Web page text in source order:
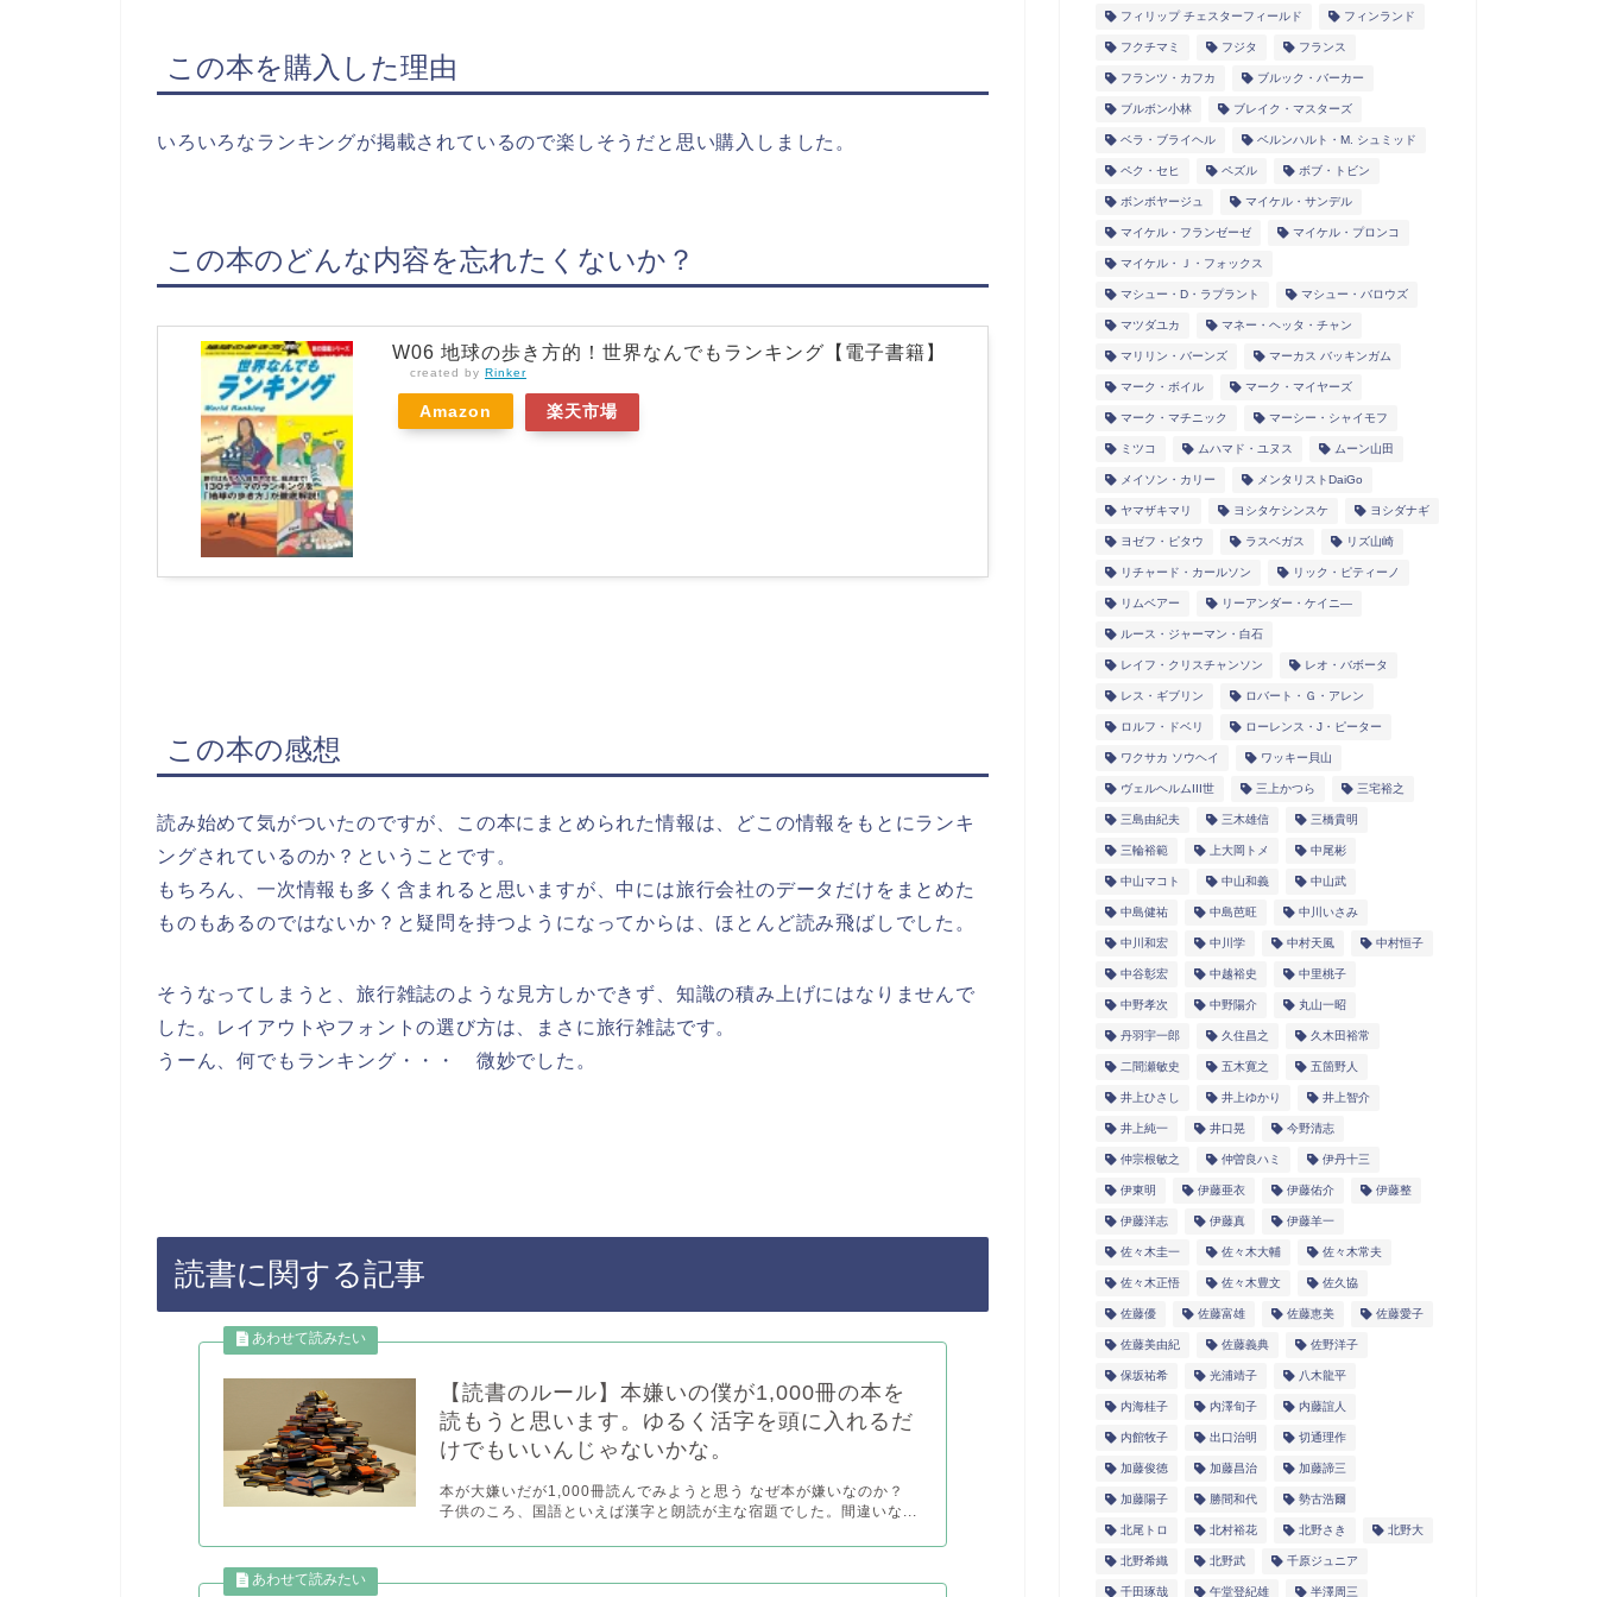
この本を購入した理由
いろいろなランキングが掲載されているので楽しそうだと思い購入しました。
この本のどんな内容を忘れたくないか？
W06 地球の歩き方的！世界なんでもランキング【電子書籍】
created by Rinker
Amazon 楽天市場
この本の感想
読み始めて気がついたのですが、この本にまとめられた情報は、どこの情報をもとにランキ
ングされているのか？ということです。
もちろん、一次情報も多く含まれると思いますが、中には旅行会社のデータだけをまとめた
ものもあるのではないか？と疑問を持つようになってからは、ほとんど読み飛ばしでした。
そうなってしまうと、旅行雑誌のような見方しかできず、知識の積み上げにはなりませんで
した。レイアウトやフォントの選び方は、まさに旅行雑誌です。
うーん、何でもランキング・・・ 微妙でした。
読書に関する記事
【読書のルール】本嫌いの僕が1,000冊の本を
読もうと思います。ゆるく活字を頭に入れるだ
けでもいいんじゃないかな。
本が大嫌いだが1,000冊読んでみようと思う なぜ本が嫌いなのか？
子供のころ、国語といえば漢字と朗読が主な宿題でした。間違いな...
フィリップ チェスターフィールド フィンランド
フクチマミ フジタ フランス
フランツ・カフカ ブルック・バーカー
ブルボン小林 ブレイク・マスターズ
ベラ・ブライヘル ベルンハルト・M. シュミッド
ペク・セヒ ペズル ボブ・トビン
ボンボヤージュ マイケル・サンデル
マイケル・フランゼーゼ マイケル・プロンコ
マイケル・Ｊ・フォックス
マシュー・D・ラプラント マシュー・バロウズ
マツダユカ マネー・ヘッタ・チャン
マリリン・バーンズ マーカス バッキンガム
マーク・ボイル マーク・マイヤーズ
マーク・マチニック マーシー・シャイモフ
ミツコ ムハマド・ユヌス ムーン山田
メイソン・カリー メンタリストDaiGo
ヤマザキマリ ヨシタケシンスケ ヨシダナギ
ヨゼフ・ピタウ ラスベガス リズ山崎
リチャード・カールソン リック・ピティーノ
リムベアー リーアンダー・ケイニ―
ルース・ジャーマン・白石
レイフ・クリスチャンソン レオ・バボータ
レス・ギブリン ロバート・Ｇ・アレン
ロルフ・ドベリ ローレンス・J・ピーター
ワクサカ ソウヘイ ワッキー貝山
ヴェルヘルムIII世 三上かつら 三宅裕之
三島由紀夫 三木雄信 三橋貴明
三輪裕範 上大岡トメ 中尾彬
中山マコト 中山和義 中山武
中島健祐 中島芭旺 中川いさみ
中川和宏 中川学 中村天風 中村恒子
中谷彰宏 中越裕史 中里桃子
中野孝次 中野陽介 丸山一昭
丹羽宇一郎 久住昌之 久木田裕常
二間瀬敏史 五木寛之 五箇野人
井上ひさし 井上ゆかり 井上智介
井上純一 井口晃 今野清志
仲宗根敏之 仲曽良ハミ 伊丹十三
伊東明 伊藤亜衣 伊藤佑介 伊藤整
伊藤洋志 伊藤真 伊藤羊一
佐々木圭一 佐々木大輔 佐々木常夫
佐々木正悟 佐々木豊文 佐久協
佐藤優 佐藤富雄 佐藤恵美 佐藤愛子
佐藤美由紀 佐藤義典 佐野洋子
保坂祐希 光浦靖子 八木龍平
内海桂子 内澤旬子 内藤誼人
内館牧子 出口治明 切通理作
加藤俊徳 加藤昌治 加藤諦三
加藤陽子 勝間和代 勢古浩爾
北尾トロ 北村裕花 北野さき 北野大
北野希織 北野武 千原ジュニア
千田琢哉 午堂登紀雄 半澤周三